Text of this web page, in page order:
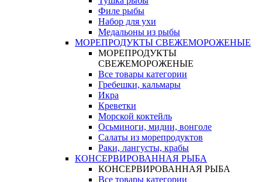
Филе рыбы
Набор для ухи
Медальоны из рыбы
МОРЕПРОДУКТЫ СВЕЖЕМОРОЖЕНЫЕ
МОРЕПРОДУКТЫ
СВЕЖЕМОРОЖЕНЫЕ
Все товары категории
Гребешки, кальмары
Икра
Креветки
Морской коктейль
Осьминоги, мидии, вонголе
Салаты из морепродуктов
Раки, лангусты, крабы
КОНСЕРВИРОВАННАЯ РЫБА
КОНСЕРВИРОВАННАЯ РЫБА
Все товары категории